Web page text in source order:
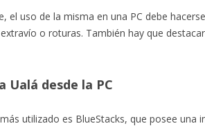
el uso de la misma en una PC debe
o roturas. También hay que
desde la PC
utilizado es BlueStacks, que posee una